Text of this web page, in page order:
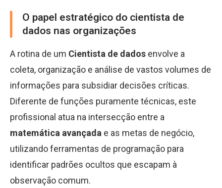
O papel estratégico do cientista de
dados nas organizações
A rotina de um Cientista de dados envolve a
coleta, organização e análise de vastos volumes de
informações para subsidiar decisões críticas.
Diferente de funções puramente técnicas, este
profissional atua na intersecção entre a
matemática avançada e as metas de negócio,
utilizando ferramentas de programação para
identificar padrões ocultos que escapam à
observação comum.